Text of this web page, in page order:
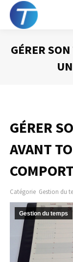
GÉRER
GÉRER
AVANT
Catégorie Gestion du
Gestion du temps